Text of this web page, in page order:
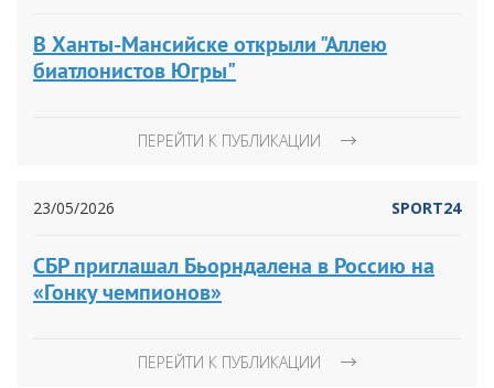
В Ханты-Мансийске открыли "Аллею
биатлонистов Югры"
ПЕРЕЙТИ К ПУБЛИКАЦИИ
23/05/2026 SPORT24
СБР приглашал Бьорндалена в Россию на
«Гонку чемпионов»
ПЕРЕЙТИ К ПУБЛИКАЦИИ